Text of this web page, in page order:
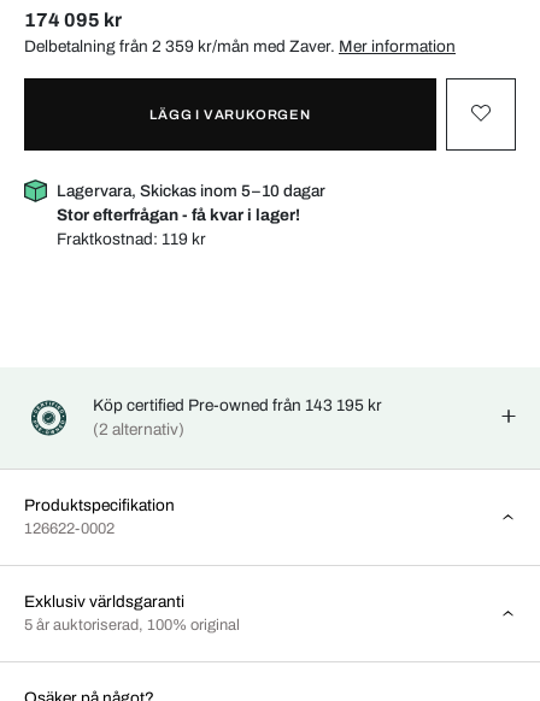
174 095 kr
Delbetalning från 2 359 kr/mån med Zaver. Mer information
LÄGG I VARUKORGEN
Lagervara, Skickas inom 5–10 dagar
Stor efterfrågan - få kvar i lager!
Fraktkostnad: 119 kr
Köp certified Pre-owned från 143 195 kr
(2 alternativ)
Produktspecifikation
126622-0002
Exklusiv världsgaranti
5 år auktoriserad, 100% original